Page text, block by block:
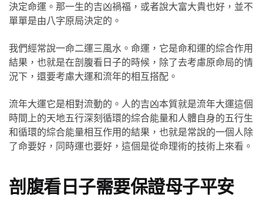
決定命運。那一生的吉凶禍福，或者說大富大貴也好，並不
單單是由八字原局決定的。
我們經常說一命二運三風水。命運，它是命和運的綜合作用
結果，也就是在剖腹看日子的時候，除了去考慮原命局的情
況下，還要考慮大運和流年的相互搭配。
流年大運它是相對流動的。人的吉凶本質就是流年大運這個
時間上的天地五行深刻循環的綜合能量和人體自身的五行生
和循環的綜合能量相互作用的結果，也就是常說的一個人除
了命要好，同時運也要好，這個是從命理術的技術上來看。
剖腹看日子需要保證母子平安